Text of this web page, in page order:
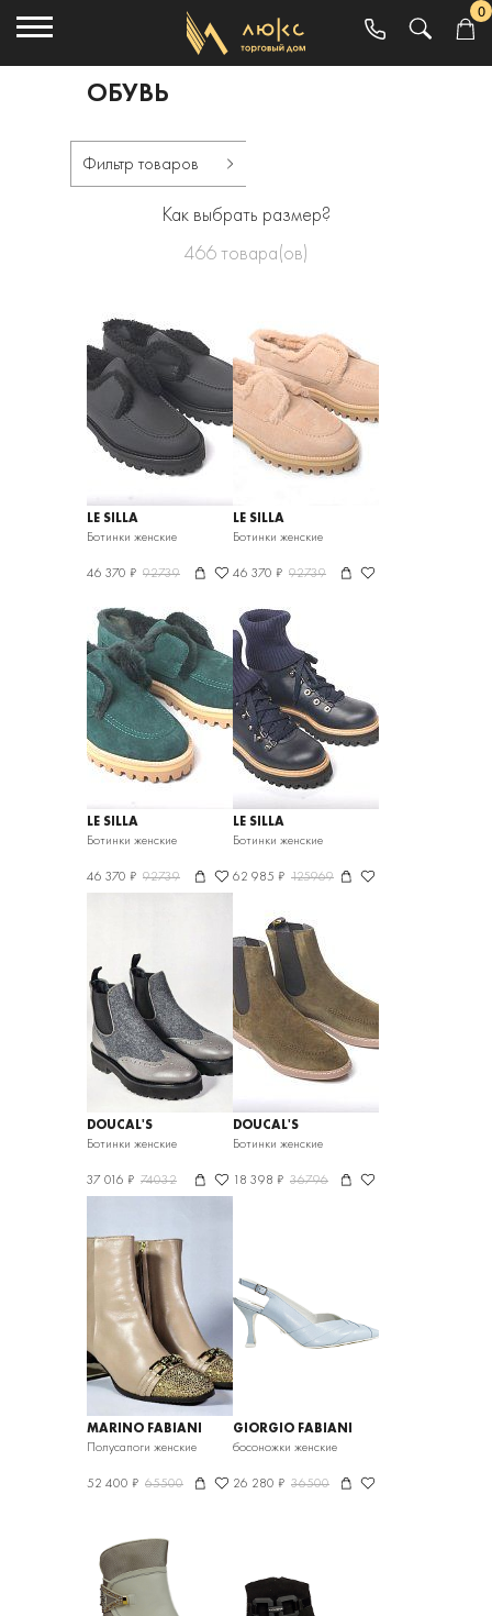
0
ОБУВЬ
Фильтр товаров
Как выбрать размер?
466товара(ов)
LE SILLA
Ботинки женские
46 370 ₽ 92739
LE SILLA
Ботинки женские
46 370 ₽ 92739
LE SILLA
Ботинки женские
46 370 ₽ 92739
LE SILLA
Ботинки женские
62 985 ₽ 125969
DOUCAL'S
Ботинки женские
37 016 ₽ 74032
DOUCAL'S
Ботинки женские
18 398 ₽ 36796
MARINO FABIANI
Полусапоги женские
52 400 ₽ 65500
GIORGIO FABIANI
босоножки женские
26 280 ₽ 36500